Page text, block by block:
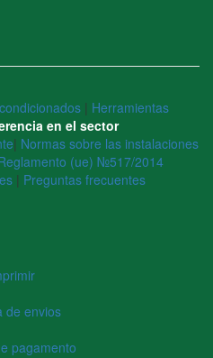
| Herramientas
en el sector
| Normas sobre las instalaciones
(ue) №517/2014
| Preguntas frecuentes
de envios
pagamento